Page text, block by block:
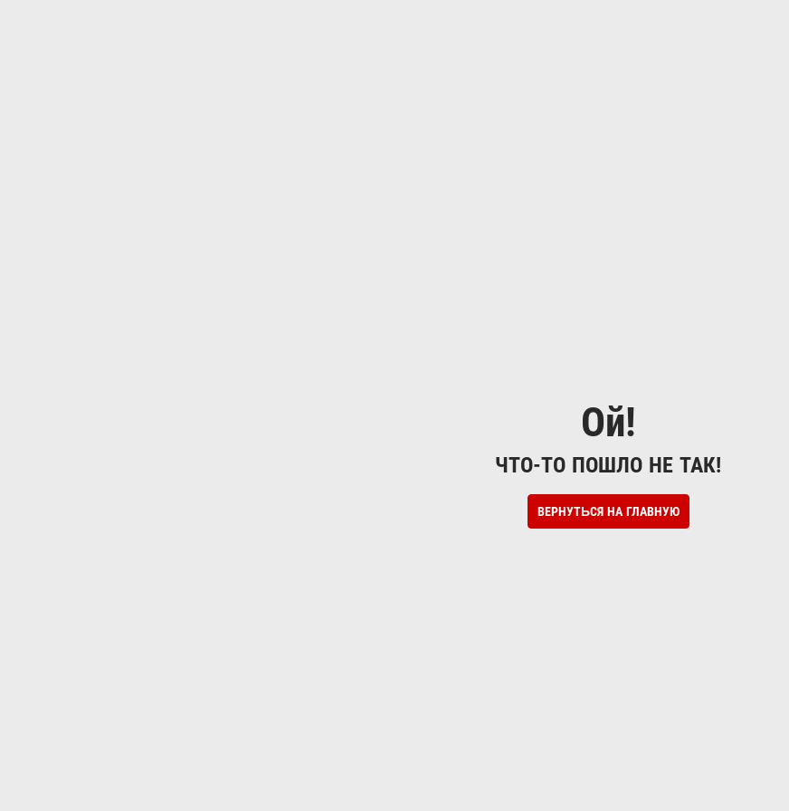
Ой!
ЧТО-ТО ПОШЛО НЕ ТАК!
ВЕРНУТЬСЯ НА ГЛАВНУЮ